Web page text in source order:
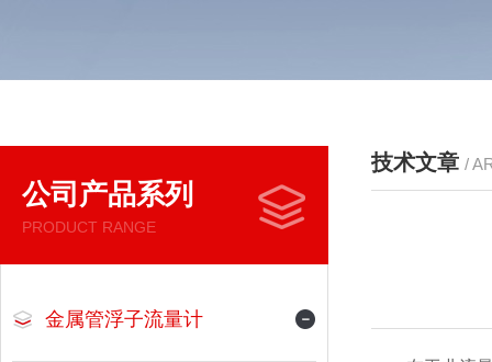
公司产品系列
PRODUCT RANGE
金属管浮子流量计
技术文章 /